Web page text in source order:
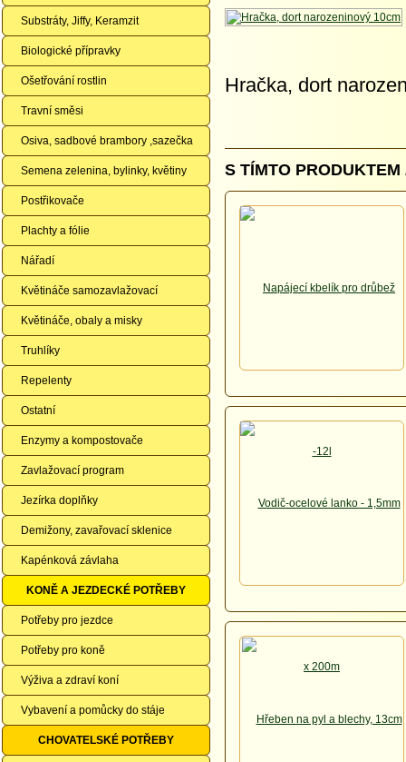
Substráty, Jiffy, Keramzit
Biologické přípravky
Ošetřování rostlin
Travní směsi
Osiva, sadbové brambory ,sazečka
Semena zelenina, bylinky, květiny
Postřikovače
Plachty a fólie
Nářadí
Květináče samozavlažovací
Květináče, obaly a misky
Truhlíky
Repelenty
Ostatní
Enzymy a kompostovače
Zavlažovací program
Jezírka doplňky
Demižony, zavařovací sklenice
Kapénková závlaha
KONĚ A JEZDECKÉ POTŘEBY
Potřeby pro jezdce
Potřeby pro koně
Výživa a zdraví koní
Vybavení a pomůcky do stáje
CHOVATELSKÉ POTŘEBY
Hračka, dort
S TÍMTO